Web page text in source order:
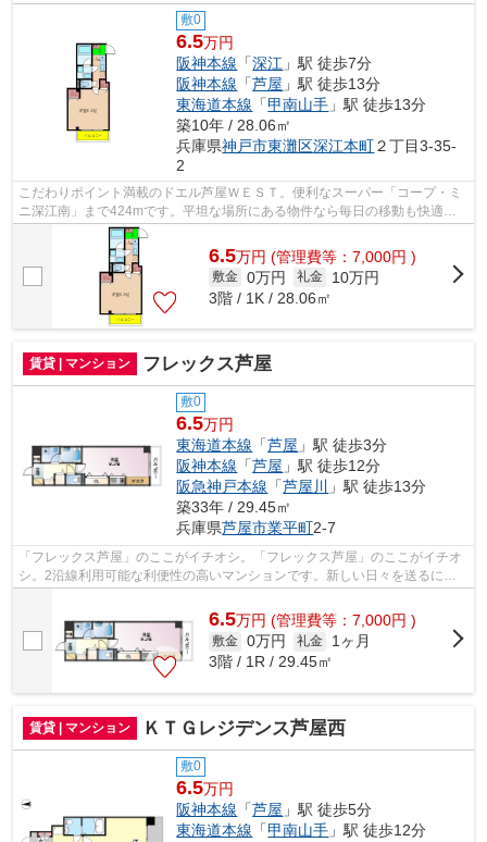
敷0
6.5万円
阪神本線 「深江 」駅 徒歩7分
阪神本線 「芦屋 」駅 徒歩13分
東海道本線 「甲南山手 」駅 徒歩13分
築10年 / 28.06㎡
兵庫県神戸市東灘区深江本町２丁目3-35-
2
こだわりポイント満載のドエル芦屋ＷＥＳＴ。便利なスーパー「コープ・ミ
ニ深江南」まで424mです。平坦な場所にある物件なら毎日の移動も快適で
す。多くの方にご好評をいただいている...
6.5万円 (管理費等：7,000円 )
敷金 0万円 礼金
10万円
3階 / 1K / 28.06㎡
賃貸 | マンション フレックス芦屋
敷0
6.5万円
東海道本線 「芦屋 」駅 徒歩3分
阪神本線 「芦屋 」駅 徒歩12分
阪急神戸本線 「芦屋川
」駅 徒歩13分
築33年 / 29.45㎡
兵庫県芦屋市業平町2-7
「フレックス芦屋」のここがイチオシ。「フレックス芦屋」のここがイチオ
シ。2沿線利用可能な利便性の高いマンションです。新しい日々を送るにふ
6.5万円 (管理費等：7,000円 )
敷金 0万円 礼金
1ヶ月
3階 / 1R / 29.45㎡
賃貸 | マンション ＫＴＧレジデンス芦屋西
敷0
6.5万円
阪神本線 「芦屋 」駅 徒歩5分
東海道本線 「甲南山手 」駅 徒歩12分